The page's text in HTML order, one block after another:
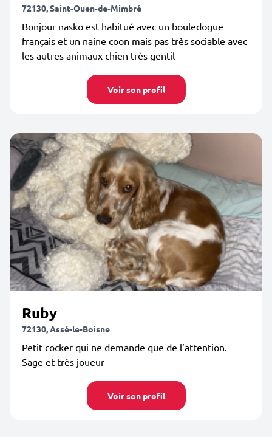
72130, Saint-Ouen-de-Mimbré
Bonjour nasko est habitué avec un bouledogue
français et un naine coon mais pas très sociable avec
les autres animaux chien très gentil
Voir son profil
Ruby
72130, Assé-le-Boisne
Petit cocker qui ne demande que de l’attention.
Sage et très joueur
Voir son profil